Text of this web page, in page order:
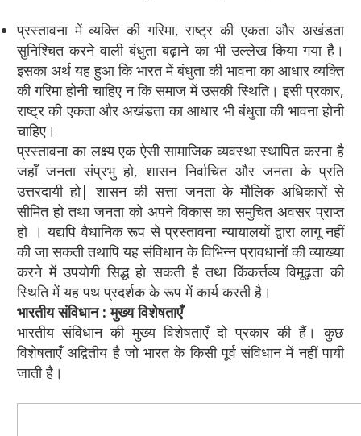
प्रस्तावना में व्यक्ति की गरिमा, राष्ट्र की एकता और अखंडता
सुनिश्चित करने वाली बंधुता बढ़ाने का भी उल्लेख किया गया है।
इसका अर्थ यह हुआ कि भारत में बंधुता की भावना का आधार व्यक्ति
की गरिमा होनी चाहिए न कि समाज में उसकी स्थिति। इसी प्रकार,
राष्ट्र की एकता और अखंडता का आधार भी बंधुता की भावना होनी
चाहिए।
प्रस्तावना का लक्ष्य एक ऐसी सामाजिक व्यवस्था स्थापित करना है
जहाँ जनता संप्रभु हो, शासन निर्वाचित और जनता के प्रति
उत्तरदायी हो| शासन की सत्ता जनता के मौलिक अधिकारों से
सीमित हो तथा जनता को अपने विकास का समुचित अवसर प्राप्त
हो । यद्यपि वैधानिक रूप से प्रस्तावना न्यायालयों द्वारा लागू नहीं
की जा सकती तथापि यह संविधान के विभिन्न प्रावधानों की व्याख्या
करने में उपयोगी सिद्ध हो सकती है तथा किंकर्त्तव्य विमूढ़ता की
स्थिति में यह पथ प्रदर्शक के रूप में कार्य करती है।
भारतीय संविधान : मुख्य विशेषताएँ
भारतीय संविधान की मुख्य विशेषताएँ दो प्रकार की हैं। कुछ
विशेषताएँ अद्वितीय है जो भारत के किसी पूर्व संविधान में नहीं पायी
जाती है।